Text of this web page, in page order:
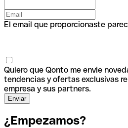
El email que proporcionaste
Quiero que Qonto me envie
tendencias y ofertas exclusivas
empresa y sus partners.
¿Empezamos?